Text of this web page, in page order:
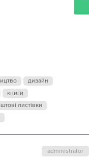
дизайн
книги
листівки
administrator